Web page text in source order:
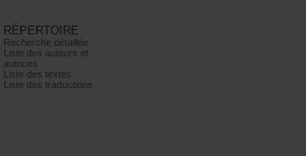
RÉPERTOIRE
Recherchedétaillée
Listedesauteurset
autrices
Listedestextes
Listedestraductions